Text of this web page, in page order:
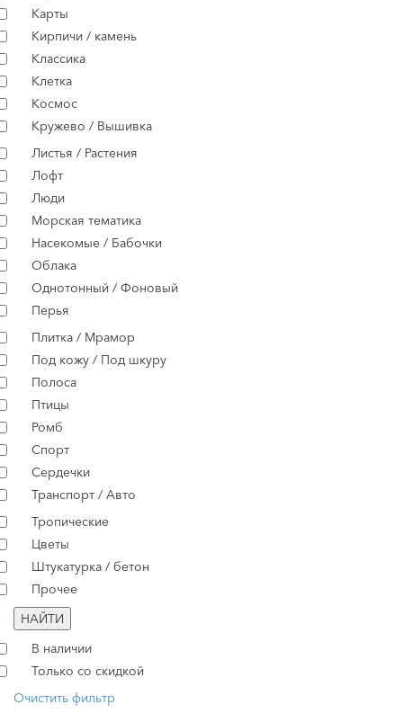
Карты
Кирпичи / камень
Классика
Клетка
Космос
Кружево / Вышивка
Листья / Растения
Лофт
Люди
Морская тематика
Насекомые / Бабочки
Облака
Однотонный / Фоновый
Перья
Плитка / Мрамор
Под кожу / Под шкуру
Полоса
Птицы
Ромб
Спорт
Сердечки
Транспорт / Авто
Тропические
Цветы
Штукатурка / бетон
Прочее
НАЙТИ
В наличии
Только со скидкой
Очистить фильтр